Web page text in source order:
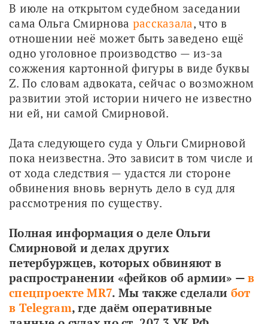
В июле на открытом судебном заседании
сама Ольга Смирнова рассказала, что в
отношении неё может быть заведено ещё
одно уголовное производство — из-за
сожжения картонной фигуры в виде буквы
Z. По словам адвоката, сейчас о возможном
развитии этой истории ничего не известно
ни ей, ни самой Смирновой.
Дата следующего суда у Ольги Смирновой
пока неизвестна. Это зависит в том числе и
от хода следствия — удастся ли стороне
обвинения вновь вернуть дело в суд для
рассмотрения по существу.
Полная информация о деле Ольги
Смирновой и делах других
петербуржцев, которых обвиняют в
распространении «фейков об армии» — в
спецпроекте MR7. Мы также сделали бот
в Telegram, где даём оперативные